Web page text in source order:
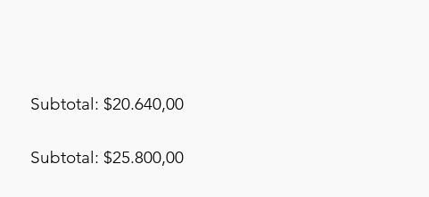
Subtotal: $20.640,00
Subtotal: $25.800,00